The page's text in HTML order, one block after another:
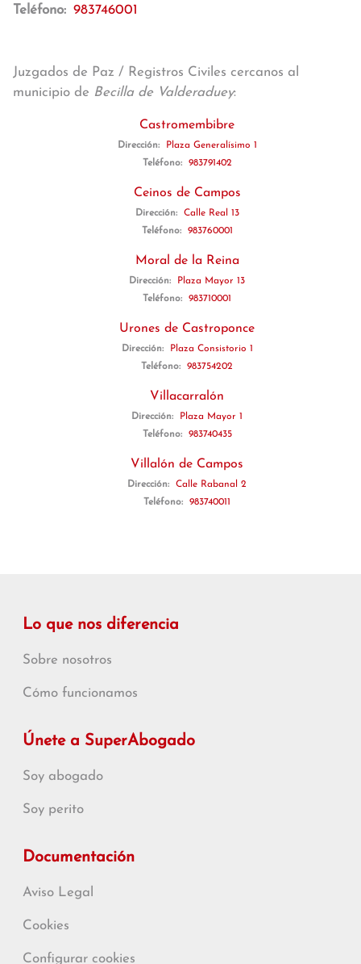
Teléfono: 983746001
Juzgados de Paz / Registros Civiles cercanos al
municipio de Becilla de Valderaduey:
Castromembibre
Dirección:
Plaza Generalísimo 1
Teléfono:
983791402
Ceinos de Campos
Dirección:
Calle Real 13
Teléfono:
983760001
Moral de la Reina
Dirección:
Plaza Mayor 13
Teléfono:
983710001
Urones de Castroponce
Dirección:
Plaza Consistorio 1
Teléfono:
983754202
Villacarralón
Dirección:
Plaza Mayor 1
Teléfono:
983740435
Villalón de Campos
Dirección:
Calle Rabanal 2
Teléfono:
983740011
Lo que nos diferencia
Sobre nosotros
Cómo funcionamos
Únete a SuperAbogado
Soy abogado
Soy perito
Documentación
Aviso Legal
Cookies
Configurar cookies